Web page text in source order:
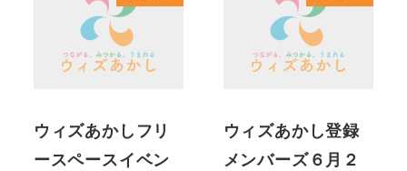
ウィズあかしフリ
ースペースイベン
ウィズあかし登録
メンバーズ６月２